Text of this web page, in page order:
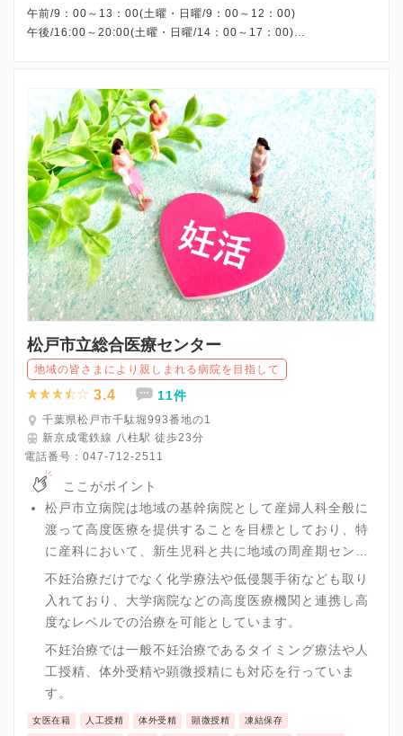
午前/9：00～13：00(土曜・日曜/9：00～12：00)
午後/16:00～20:00(土曜・日曜/14：00～17：00)
松戸市立総合医療センター
地域の皆さまにより親しまれる病院を目指して
3.4 11件
千葉県松戸市千駄堀993番地の1
新京成電鉄線 八柱駅 徒歩23分
電話番号： 047-712-2511
ここがポイント
松戸市立病院は地域の基幹病院として産婦人科全般に
渡って高度医療を提供することを目標としており、特
に産科において、新生児科と共に地域の周産期センタ
ー的役割を果たしており、また婦人科領域では悪性腫
瘍、不妊にも力をいれているクリニックです。
不妊治療だけでなく化学療法や低侵襲手術なども取り
入れており、大学病院などの高度医療機関と連携し高
度なレベルでの治療を可能としています。
不妊治療では一般不妊治療であるタイミング療法や人
工授精、体外受精や顕微授精にも対応を行っていま
す。
女医在籍 人工授精 体外受精 顕微授精 凍結保存